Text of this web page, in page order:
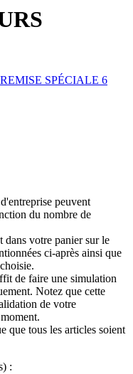
REMISE SPÉCIALE 6
peuvent
du nombre de
dans votre panier sur le
ci-après ainsi que
de faire une simulation
Notez que cette
de votre
que tous les articles soient
: